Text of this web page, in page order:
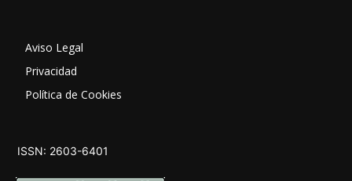
Aviso Legal
Privacidad
Política de Cookies
ISSN: 2603-6401